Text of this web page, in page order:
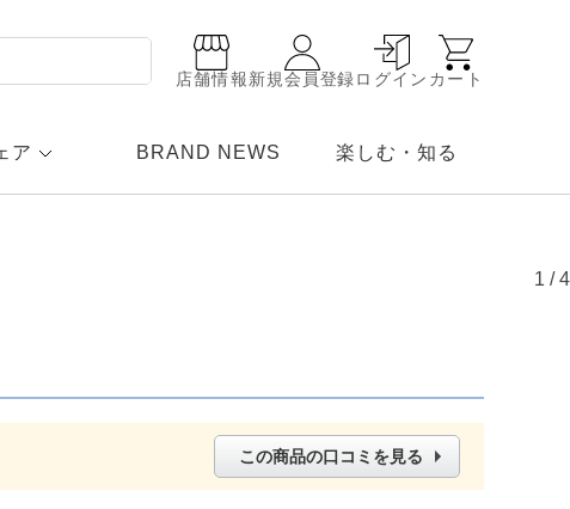
店舗情報新規会員登録ログイン カート
ア BRAND NEWS 楽しむ・知る
この商品の口コミを見る
1 /4